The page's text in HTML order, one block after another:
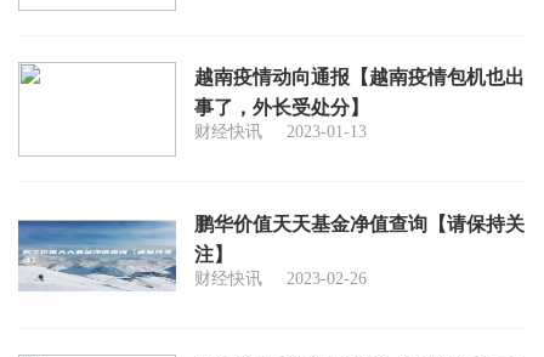
越南疫情动向通报【越南疫情包机也出
事了，外长受处分】
财经快讯 2023-01-13
鹏华价值天天基金净值查询【请保持关
注】
财经快讯 2023-02-26